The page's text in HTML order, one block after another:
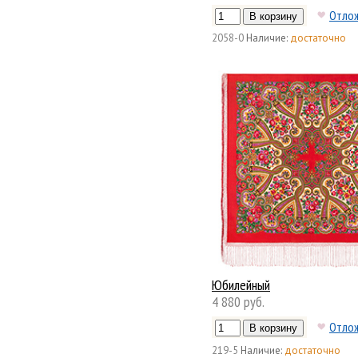
2058-0 Наличие: достаточно
Юбилейный
4 880 руб.
219-5 Наличие: достаточно